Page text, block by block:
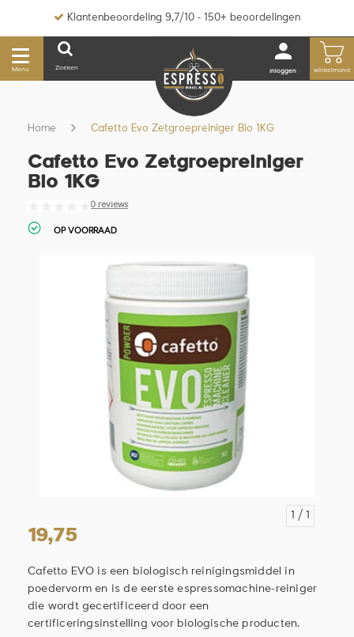
Klantenbeoordeling 9,7/10 - 150+ beoordelingen
Menu Zoeken inloggen winkelmand
Home Cafetto Evo Zetgroepreiniger Bio 1KG
Cafetto Evo Zetgroepreiniger
Bio 1KG
0 reviews
OP VOORRAAD
1 / 1
19,75
Cafetto EVO is een biologisch reinigingsmiddel in
poedervorm en is de eerste espressomachine-reiniger
die wordt gecertificeerd door een
certificeringsinstelling voor biologische producten.